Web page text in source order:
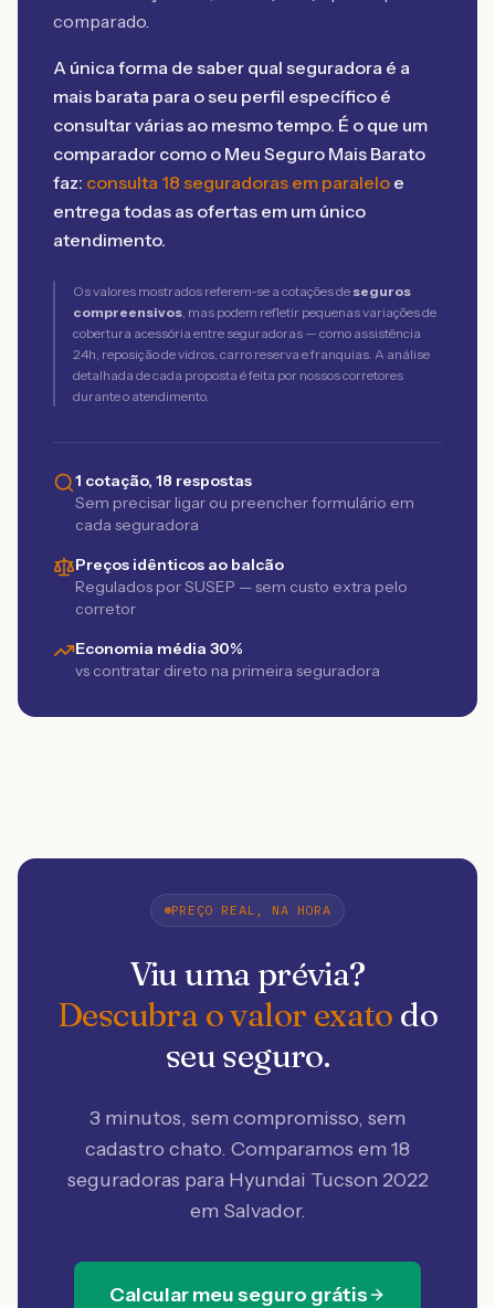
comparado.
A única forma de saber qual seguradora é a
mais barata para o seu perfil específico é
consultar várias ao mesmo tempo. É o que um
comparador como o Meu Seguro Mais Barato
faz: consulta 18 seguradoras em paralelo e
entrega todas as ofertas em um único
atendimento.
Os valores mostrados referem-se a cotações de seguros
compreensivos, mas podem refletir pequenas variações de
cobertura acessória entre seguradoras — como assistência
24h, reposição de vidros, carro reserva e franquias. A análise
detalhada de cada proposta é feita por nossos corretores
durante o atendimento.
1 cotação, 18 respostas
Sem precisar ligar ou preencher formulário em
cada seguradora
Preços idênticos ao balcão
Regulados por SUSEP — sem custo extra pelo
corretor
Economia média 30%
vs contratar direto na primeira seguradora
PREÇO REAL, NA HORA
Viu uma prévia?
Descubra o valor exato do
seu seguro.
3 minutos, sem compromisso, sem
cadastro chato. Comparamos em 18
seguradoras para Hyundai Tucson 2022
em Salvador.
Calcular meu seguro grátis